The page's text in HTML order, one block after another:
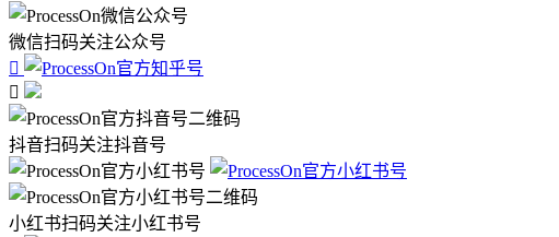
微信扫码关注公众号


抖音扫码关注抖音号
小红书扫码关注小红书号